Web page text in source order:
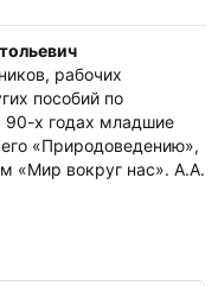
рабочих
пособий по
х годах младшие
«Природоведению»,
«Мир вокруг нас». А.А.
книги
живой природе и